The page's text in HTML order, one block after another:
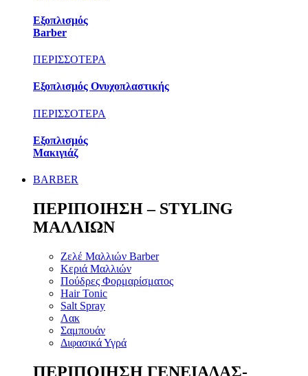
Εξοπλισμός
Barber
ΠΕΡΙΣΣΟΤΕΡΑ
Εξοπλισμός Ονυχοπλαστικής
ΠΕΡΙΣΣΟΤΕΡΑ
Εξοπλισμός
Μακιγιάζ
BARBER
ΠΕΡΙΠΟΙΗΣΗ – STYLING
ΜΑΛΛΙΩΝ
Ζελέ Μαλλιών Barber
Κεριά Μαλλιών
Πούδρες Φορμαρίσματος
Hair Tonic
Salt Spray
Λακ
Σαμπουάν
Διφασικά Υγρά
ΠΕΡΙΠΟΙΗΣΗ ΓΕΝΕΙΑΔΑΣ-